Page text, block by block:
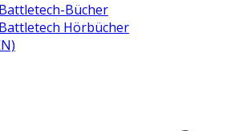
Bücher
Hörbücher